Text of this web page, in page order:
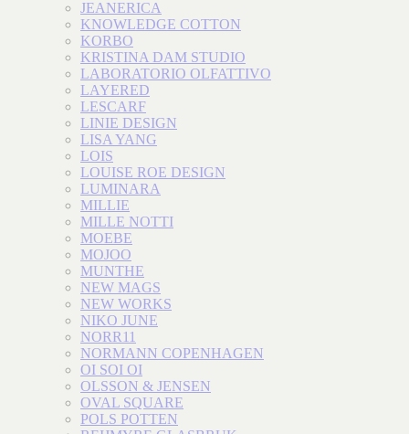
JEANERICA
KNOWLEDGE COTTON
KORBO
KRISTINA DAM STUDIO
LABORATORIO OLFATTIVO
LAYERED
LESCARF
LINIE DESIGN
LISA YANG
LOIS
LOUISE ROE DESIGN
LUMINARA
MILLIE
MILLE NOTTI
MOEBE
MOJOO
MUNTHE
NEW MAGS
NEW WORKS
NIKO JUNE
NORR11
NORMANN COPENHAGEN
OI SOI OI
OLSSON & JENSEN
OVAL SQUARE
POLS POTTEN